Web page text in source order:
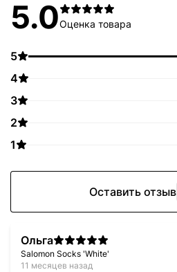
5.0Оценка товара
5
4
3
2
1
Оставить отзыв
Ольга
Salomon Socks 'White'
11 месяцев назад